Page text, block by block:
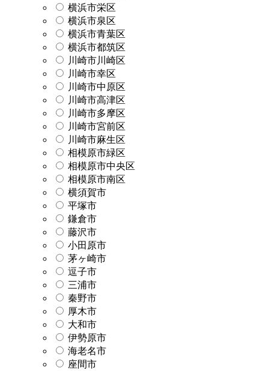
横浜市栄区
横浜市泉区
横浜市青葉区
横浜市都筑区
川崎市川崎区
川崎市幸区
川崎市中原区
川崎市高津区
川崎市多摩区
川崎市宮前区
川崎市麻生区
相模原市緑区
相模原市中央区
相模原市南区
横須賀市
平塚市
鎌倉市
藤沢市
小田原市
茅ヶ崎市
逗子市
三浦市
秦野市
厚木市
大和市
伊勢原市
海老名市
座間市